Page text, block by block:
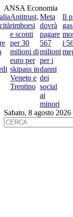
ANSA Economia
Antitrust,
rimborsi
e sconti
per 30
milioni di
euro per
skipass in
Veneto e
Trentino
Meta
dovrà
pagare
567
milioni
per i
danni
dei
social
ai
minori
Il
i
Sabato, 8 agosto 2026